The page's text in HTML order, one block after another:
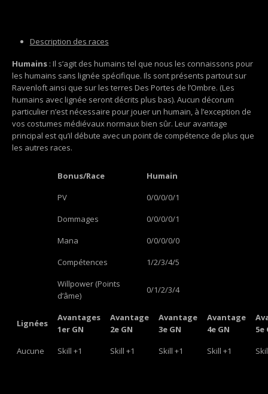
Description des races
Humains : Il s’agit des humains tel que nous les connaissons pour
les humains sans lignée spécifique. Ils sont présents partout sur
Ravenloft ainsi que sur les terres Des Portes de l’Ombre. (Les
humains avec lignée seront décrits plus bas). Aucun décorum
particulier n’est nécessaire pour jouer un humain, à l’exception de
vos costumes médiévaux normaux bien sûr. Leur avantage
principal est qu’il débute avec un point de compétence de plus que
les autres races.
Bonus/Race
Humain
PV
0/0/0/0/1
Dommages
0/0/0/0/1
Mana
0/0/0/0/0
Compétences
1/2/3/4/5
Willpower (Points
d’âme)
0/1/2/3/4
Lignées
Avantages
1er GN
Avantage
2e GN
Avantage
3e GN
Avantage
4e GN
5e
Aucune
Skill +1 Skill +1 Skill +1 Skill +1